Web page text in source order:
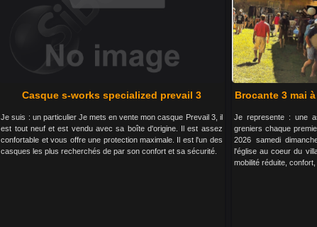
Casque s-works specialized prevail 3
Je suis : un particulier Je mets en vente mon casque Prevail 3, il
est tout neuf et est vendu avec sa boîte d'origine. Il est assez
confortable et vous offre une protection maximale. Il est l'un des
casques les plus recherchés de par son confort et sa sécurité.
Brocante 3 mai
Je represente : une
greniers chaque
2026 samedi
l'église au coeur du
mobilité réduite,